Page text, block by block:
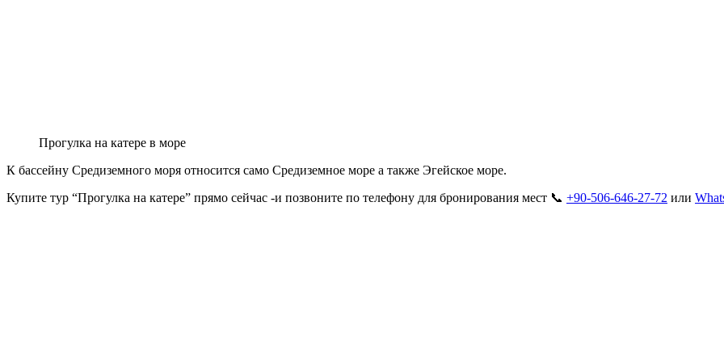
Прогулка на катере в море
К бассейну Средиземного моря относится само Средиземное море а также Эгейское море.
Купите тур “Прогулка на катере” прямо сейчас -и позвоните по телефону для бронирования мест 📞 +90-506-646-27-72 или